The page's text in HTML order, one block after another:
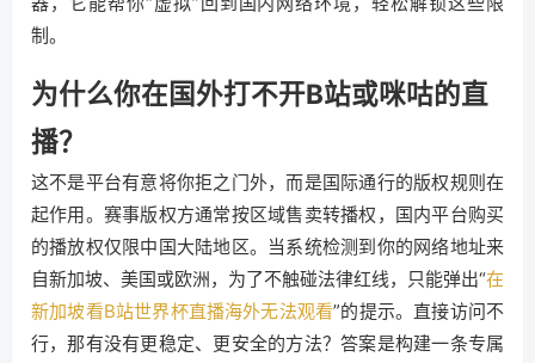
制。
为什么你在国外打不开B站或咪咕的直
播？
这不是平台有意将你拒之门外，而是国际通行的版权规则在
起作用。赛事版权方通常按区域售卖转播权，国内平台购买
的播放权仅限中国大陆地区。当系统检测到你的网络地址来
自新加坡、美国或欧洲，为了不触碰法律红线，只能弹出“在
新加坡看B站世界杯直播海外无法观看”的提示。直接访问不
行，那有没有更稳定、更安全的方法？答案是构建一条专属